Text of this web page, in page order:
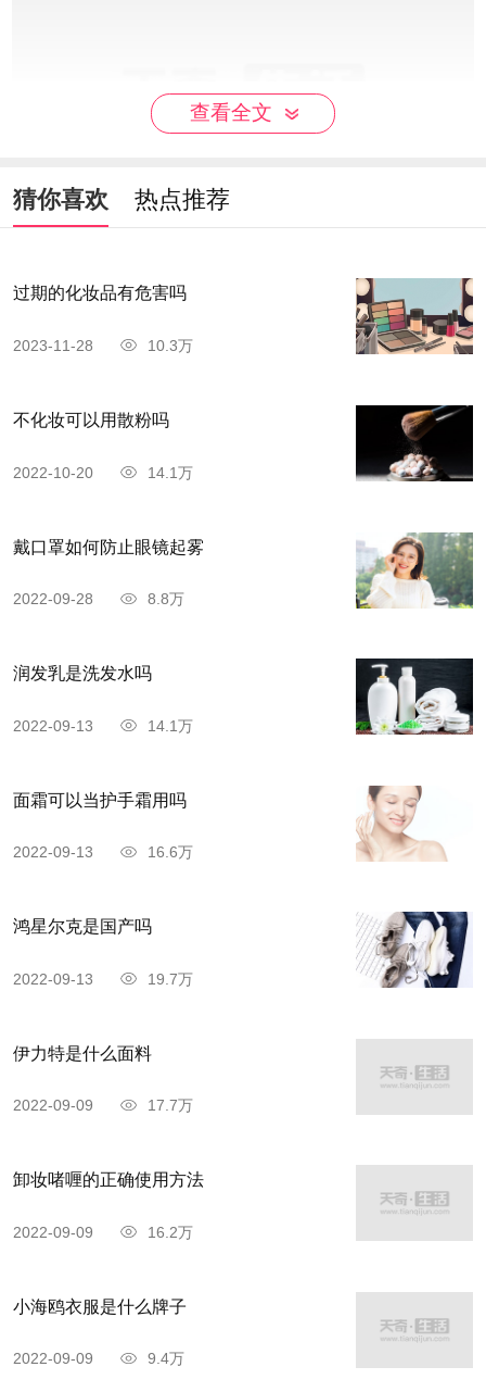
查看全文
猜你喜欢 热点推荐
过期的化妆品有危害吗
2023-11-28 10.3万
不化妆可以用散粉吗
2022-10-20 14.1万
戴口罩如何防止眼镜起雾
2022-09-28 8.8万
润发乳是洗发水吗
2022-09-13 14.1万
面霜可以当护手霜用吗
2022-09-13 16.6万
鸿星尔克是国产吗
2022-09-13 19.7万
伊力特是什么面料
2022-09-09 17.7万
卸妆啫喱的正确使用方法
2022-09-09 16.2万
小海鸥衣服是什么牌子
2022-09-09 9.4万